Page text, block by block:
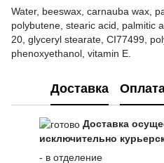
Water, beeswax, carnauba wax,
polybutene, stearic acid, palmitic
20, glyceryl stearate, CI77499,
phenoxyethanol, vitamin E.
Доставка
Доставка
исключительно
- в отделение